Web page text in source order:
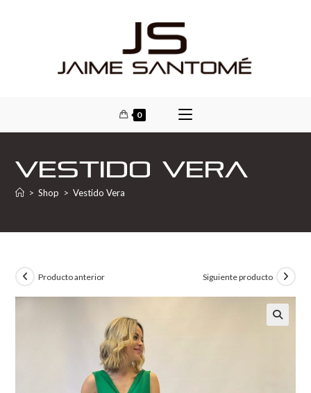
0
Vestido Vera
> Shop > Vestido Vera
Producto anterior Siguiente producto